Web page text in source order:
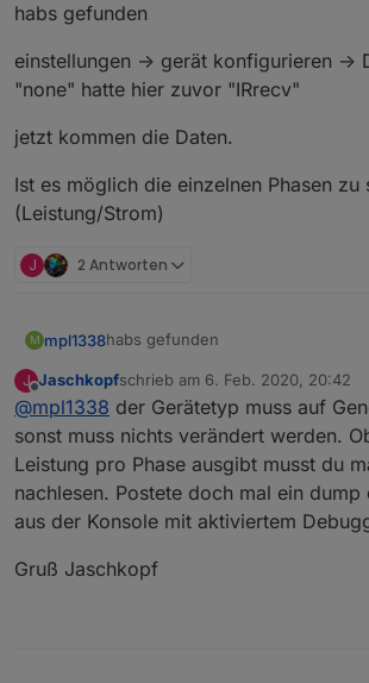
Offline
habs gefunden
einstellungen -> gerät konfigurieren ->
"none" hatte hier zuvor "IRrecv"
jetzt kommen die Daten.
Ist es möglich die einzelnen Phasen zu
(Leistung/Strom)
J 2 Antworten
M mpl1338habs gefunden
einstellungen -> gerät konfigurieren
Led1i "none" hatte hier zuvor
jetzt kommen die Daten.
Ist es möglich die einzelnen
(Leistung/Strom)
J
Offline
Jaschkopfschrieb am 6. Feb. 2020, 20:42
zuletzt editiert von
@mpl1338 der Gerätetyp muss auf
sonst muss nichts verändert werden.
Leistung pro Phase ausgibt musst du
nachlesen. Postete doch mal ein dump
aus der Konsole mit aktiviertem
Gruß Jaschkopf